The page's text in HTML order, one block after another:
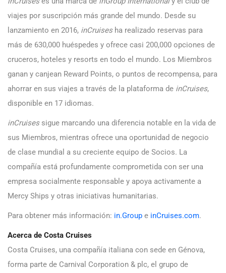
viajes por suscripción más grande del mundo. Desde su
lanzamiento en 2016, inCruisesha realizado reservas para
más de 630,000 huéspedes y ofrece casi 200,000 opciones de
cruceros, hoteles y resorts en todo el mundo. Los Miembros
ganan y canjean Reward Points, o puntos de recompensa, para
ahorrar en sus viajes a través de la plataforma de inCruises,
disponible en 17 idiomas.
inCruisessigue marcando una diferencia notable en la vida de
sus Miembros, mientras ofrece una oportunidad de negocio
de clase mundial a su creciente equipo de Socios. La
compañía está profundamente comprometida con ser una
empresa socialmente responsable y apoya activamente a
Mercy Ships y otras iniciativas humanitarias.
Para obtener más información: in.Group e inCruises.com.
Acerca de Costa Cruises
Costa Cruises, una compañía italiana con sede en Génova,
forma parte de Carnival Corporation & plc, el grupo de